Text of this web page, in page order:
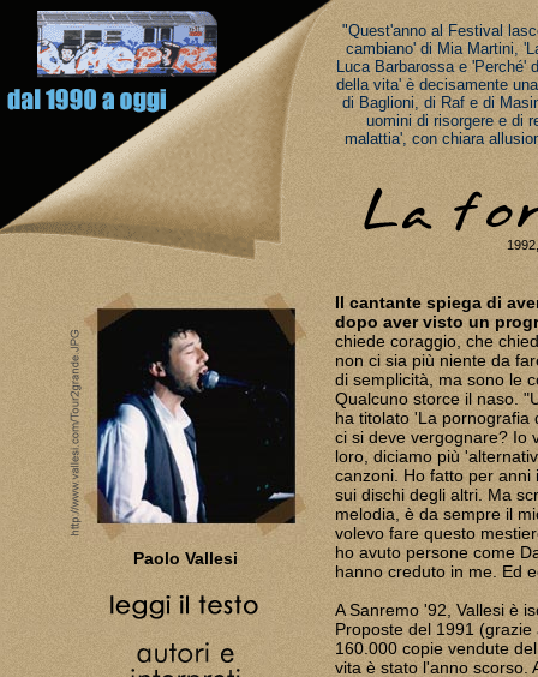
"Quest'anno al Festival
cambiano' di Mia Martini,
Luca Barbarossa e
della vita' è decisamente
di Baglioni, di Raf e di
uomini di risorgere e di
malattia', con chiara
Paolo Vallesi
Il cantante spiega di
dopo aver visto un
chiede coraggio, che
non ci sia più niente da
di semplicità, ma sono le
Qualcuno storce il naso.
ha titolato 'La pornografia
ci si deve vergognare? Io
loro, diciamo più
canzoni. Ho fatto per
sui dischi degli altri. Ma
melodia, è da sempre il
volevo fare questo
ho avuto persone come
hanno creduto in me. Ed
A Sanremo '92, Vallesi è
Proposte del 1991
160.000 copie vendute
vita è stato l'anno scorso.